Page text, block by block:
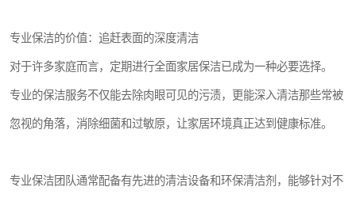
专业保洁的价值：追赶表面的深度清洁
对于许多家庭而言，定期进行全面家居保洁已成为一种必要选择。
专业的保洁服务不仅能去除肉眼可见的污渍，更能深入清洁那些常被
忽视的角落，消除细菌和过敏原，让家居环境真正达到健康标准。
专业保洁团队通常配备有先进的清洁设备和环保清洁剂，能够针对不